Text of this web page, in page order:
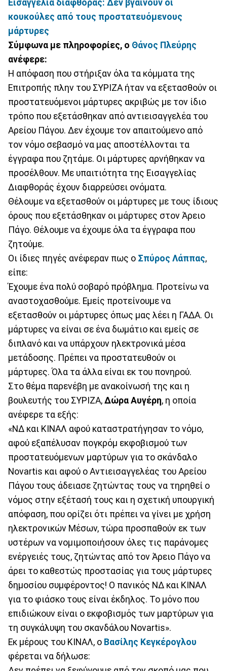
Εισαγγελία διαφθοράς: Δεν βγαίνουν οι
κουκούλες από τους προστατευόμενους
μάρτυρες
Σύμφωνα με πληροφορίες, ο Θάνος Πλεύρης
ανέφερε:
Η απόφαση που στήριξαν όλα τα κόμματα της
Επιτροπής πλην του ΣΥΡΙΖΑ ήταν να εξετασθούν οι
προστατευόμενοι μάρτυρες ακριβώς με τον ίδιο
τρόπο που εξετάσθηκαν από αντιεισαγγελέα του
Αρείου Πάγου. Δεν έχουμε τον απαιτούμενο από
τον νόμο σεβασμό να μας αποστέλλονται τα
έγγραφα που ζητάμε. Οι μάρτυρες αρνήθηκαν να
προσέλθουν. Με υπαιτιότητα της Εισαγγελίας
Διαφθοράς έχουν διαρρεύσει ονόματα.
Θέλουμε να εξετασθούν οι μάρτυρες με τους ίδιους
όρους που εξετάσθηκαν οι μάρτυρες στον Άρειο
Πάγο. Θέλουμε να έχουμε όλα τα έγγραφα που
ζητούμε.
Οι ίδιες πηγές ανέφεραν πως ο Σπύρος Λάππας,
είπε:
Έχουμε ένα πολύ σοβαρό πρόβλημα. Προτείνω να
αναστοχασθούμε. Εμείς προτείνουμε να
εξετασθούν οι μάρτυρες όπως μας λέει η ΓΑΔΑ. Οι
μάρτυρες να είναι σε ένα δωμάτιο και εμείς σε
διπλανό και να υπάρχουν ηλεκτρονικά μέσα
μετάδοσης. Πρέπει να προστατευθούν οι
μάρτυρες. Όλα τα άλλα είναι εκ του πονηρού.
Στο θέμα παρενέβη με ανακοίνωσή της και η
βουλευτής του ΣΥΡΙΖΑ, Δώρα Αυγέρη, η οποία
ανέφερε τα εξής:
«ΝΔ και ΚΙΝΑΛ αφού καταστρατήγησαν το νόμο,
αφού εξαπέλυσαν πογκρόμ εκφοβισμού των
προστατευόμενων μαρτύρων για το σκάνδαλο
Novartis και αφού ο Αντιεισαγγελέας του Αρείου
Πάγου τους άδειασε ζητώντας τους να τηρηθεί ο
νόμος στην εξέτασή τους και η σχετική υπουργική
απόφαση, που ορίζει ότι πρέπει να γίνει με χρήση
ηλεκτρονικών Μέσων, τώρα προσπαθούν εκ των
υστέρων να νομιμοποιήσουν όλες τις παράνομες
ενέργειές τους, ζητώντας από τον Άρειο Πάγο να
άρει το καθεστώς προστασίας για τους μάρτυρες
δημοσίου συμφέροντος! Ο πανικός ΝΔ και ΚΙΝΑΛ
για το φιάσκο τους είναι έκδηλος. Το μόνο που
επιδιώκουν είναι ο εκφοβισμός των μαρτύρων για
τη συγκάλυψη του σκανδάλου Novartis».
Εκ μέρους του ΚΙΝΑΛ, ο Βασίλης Κεγκέρογλου
φέρεται να δήλωσε: